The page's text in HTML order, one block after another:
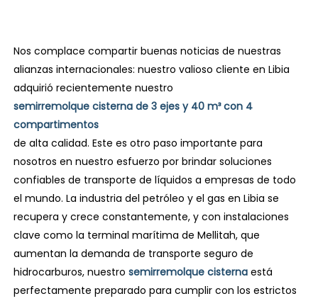
Nos complace compartir buenas noticias de nuestras
alianzas internacionales: nuestro valioso cliente en Libia
adquirió recientemente nuestro
semirremolque cisterna de 3 ejes y 40 m³ con 4
compartimentos
de alta calidad. Este es otro paso importante para
nosotros en nuestro esfuerzo por brindar soluciones
confiables de transporte de líquidos a empresas de todo
el mundo. La industria del petróleo y el gas en Libia se
recupera y crece constantemente, y con instalaciones
clave como la terminal marítima de Mellitah, que
aumentan la demanda de transporte seguro de
hidrocarburos, nuestrosemirremolque cisterna está
perfectamente preparado para cumplir con los estrictos